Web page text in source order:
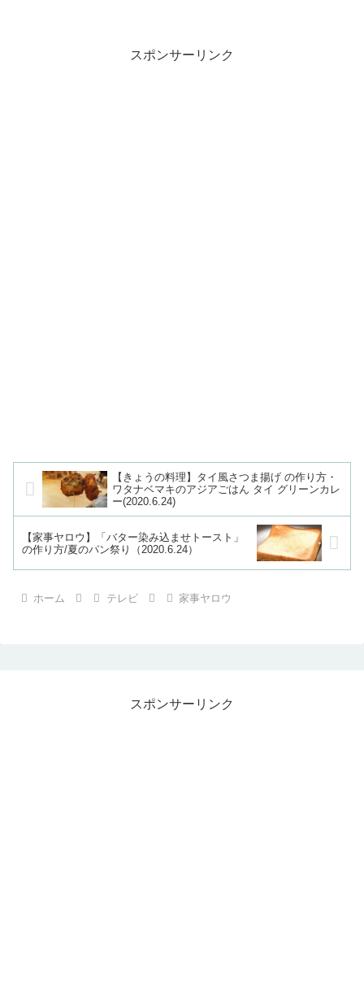
スポンサーリンク
【きょうの料理】タイ風さつま揚げ の作り方・
ワタナベマキのアジアごはん タイ グリーンカレ
ー(2020.6.24)
【家事ヤロウ】「バター染み込ませトースト」
の作り方/夏のパン祭り（2020.6.24）
ホーム テレビ 家事ヤロウ
スポンサーリンク